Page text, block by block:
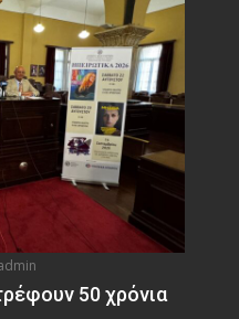
50 χρόνια